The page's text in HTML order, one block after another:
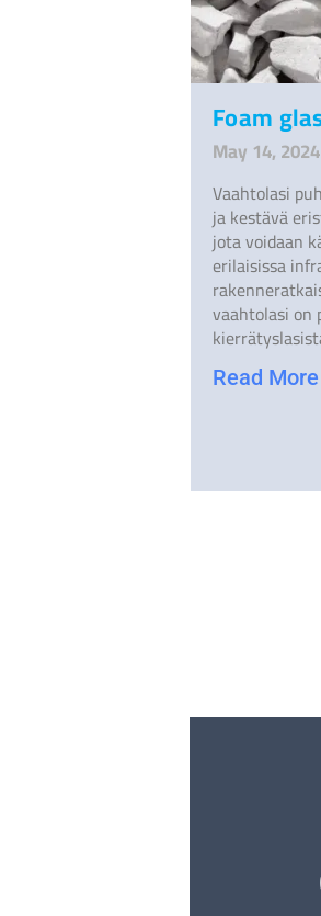
Foam
May 14, 2024
Vaahtolasi
ja kestävä
jota voidaan
erilaisissa
vaahtolasi
Read